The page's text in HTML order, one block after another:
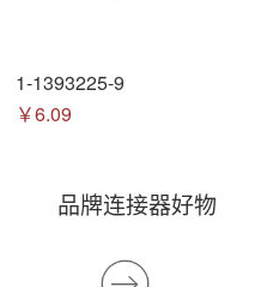
1-1393225-9
￥6.09
品牌连接器好物